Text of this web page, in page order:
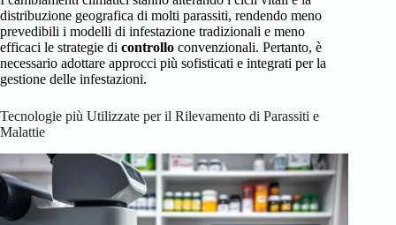
distribuzione geografica di molti parassiti, rendendo meno
prevedibili i modelli di infestazione tradizionali e meno
efficaci le strategie di controllo convenzionali. Pertanto, è
necessario adottare approcci più sofisticati e integrati per la
gestione delle infestazioni.
Tecnologie più Utilizzate per il Rilevamento di Parassiti e
Malattie